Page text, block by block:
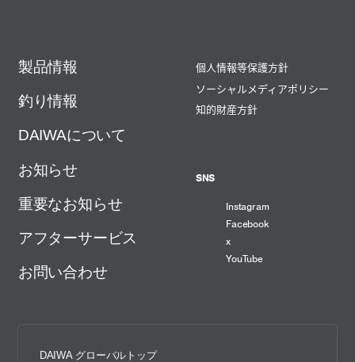
製品情報
釣り情報
DAIWAについて
お知らせ
重要なお知らせ
アフターサービス
お問い合わせ
個人情報等保護方針
ソーシャルメディアポリシー
知的財産方針
SNS
Instagram
Facebook
x
YouTube
DAIWA グローバルトップ